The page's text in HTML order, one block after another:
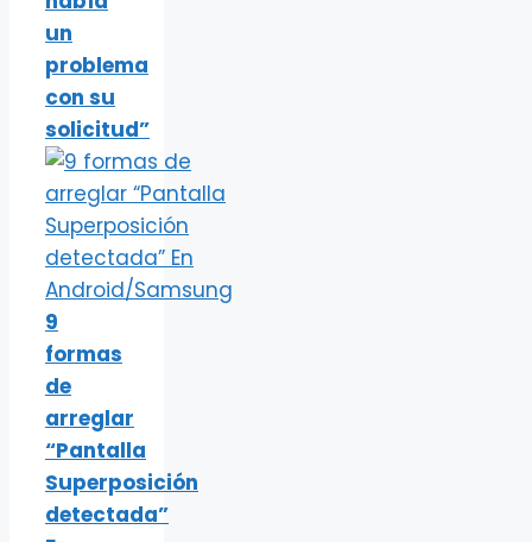
un
problema
con su
solicitud”
9
formas
de
arreglar
“Pantalla
Superposición
detectada”